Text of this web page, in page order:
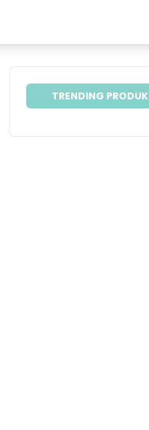
TRENDING PRODUK